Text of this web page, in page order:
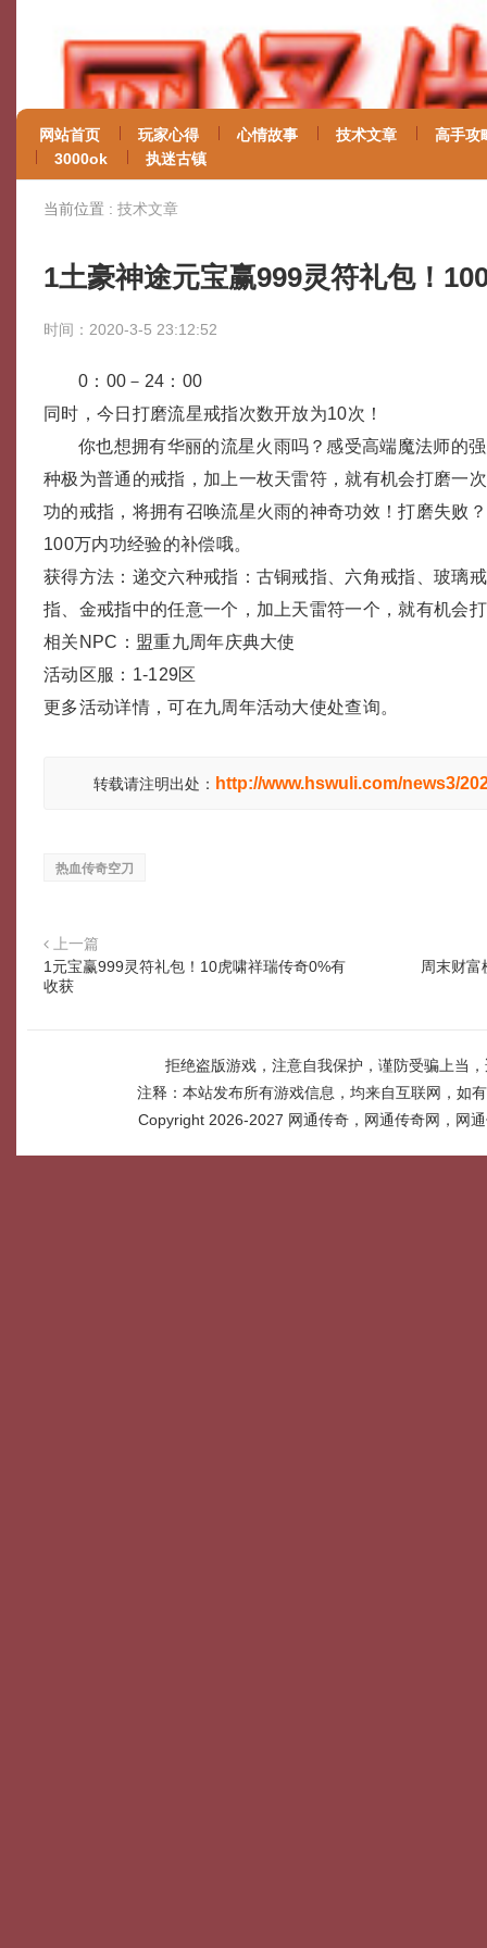
网站首页 玩家心得 心情故事 技术文章
高手攻
3000ok
执迷古镇
当前位置 : 技术文章
1土豪神途元宝赢999灵符礼包！
时间：2020-3-5 23:12:52
0：00－24：00
同时，今日打磨流星戒指次数开放为10次！
你也想拥有华丽的流星火雨吗？感受高端魔法师的
种极为普通的戒指，加上一枚天雷符，就有机会打磨一
功的戒指，将拥有召唤流星火雨的神奇功效！打磨失败
100万内功经验的补偿哦。
获得方法：递交六种戒指：古铜戒指、六角戒指、玻璃
指、金戒指中的任意一个，加上天雷符一个，就有机会
相关NPC：盟重九周年庆典大使
活动区服：1-129区
更多活动详情，可在九周年活动大使处查询。
转载请注明出处： http://www.hswuli.com/news3/
热血传奇空刀
上一篇
1元宝赢999灵符礼包！10虎啸祥瑞传奇0%有
收获
周末财富
拒绝盗版游戏，注意自我保护，谨防受骗上当
注释：本站发布所有游戏信息，均来自互联网，如
Copyright 2026-2027 网通传奇，网通传奇网，网